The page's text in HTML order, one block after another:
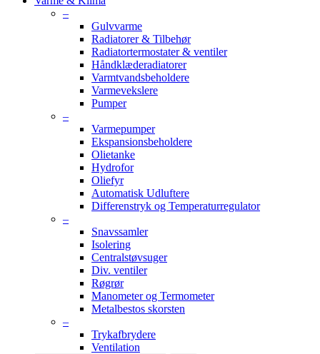
–
Gulvvarme
Radiatorer & Tilbehør
Radiatortermostater & ventiler
Håndklæderadiatorer
Varmtvandsbeholdere
Varmevekslere
Pumper
–
Varmepumper
Ekspansionsbeholdere
Olietanke
Hydrofor
Oliefyr
Automatisk Udluftere
Differenstryk og Temperaturregulator
–
Snavssamler
Isolering
Centralstøvsuger
Div. ventiler
Røgrør
Manometer og Termometer
Metalbestos skorsten
–
Trykafbrydere
Ventilation